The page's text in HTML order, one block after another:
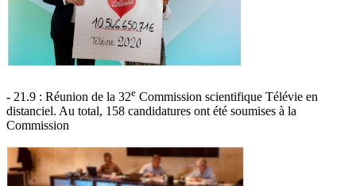
- 21.9 : Réunion de la 32e Commission scientifique Télévie en
distanciel. Au total, 158 candidatures ont été soumises à la
Commission